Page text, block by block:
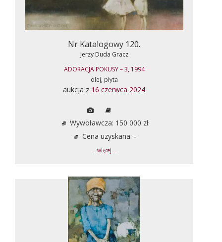
Nr Katalogowy 120.
Jerzy Duda Gracz
ADORACJA POKUSY – 3, 1994
olej, płyta
aukcja z 16 czerwca 2024
Wywoławcza: 150 000 zł
Cena uzyskana: -
... więcej ...